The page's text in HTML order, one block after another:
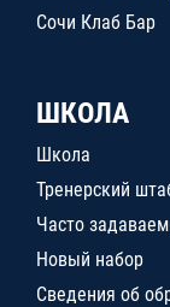
Сочи Клаб Бар
ШКОЛА
Школа
Тренерский
Часто
Новый набор
Сведения об